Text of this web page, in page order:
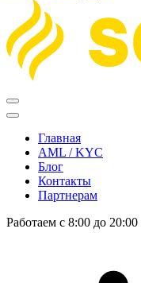
Главная
AML / KYC
Блог
Контакты
Партнерам
Работаем с 8:00 до